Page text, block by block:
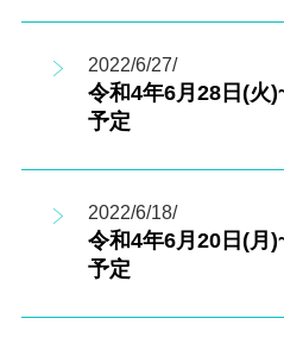
2022/6/27/
令和4年6月28日(火
予定
2022/6/18/
令和4年6月20日(月
予定